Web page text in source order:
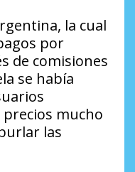
la cual
por
de comisiones
se había
mucho
las